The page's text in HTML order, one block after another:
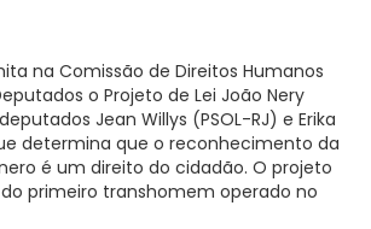
na Comissão de Direitos Humanos
o Projeto de Lei João Nery
Jean Willys (PSOL-RJ) e Erika
determina que o reconhecimento da
é um direito do cidadão. O projeto
primeiro transhomem operado no